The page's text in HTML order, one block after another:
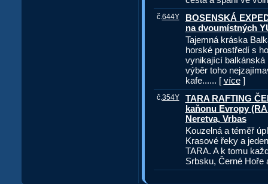
č. 644Y
BOSENSKÁ
na dvoumístných
Tajemná kráska
horské prostředí s
vynikající balkánská
výběr toho
kafe...... [ více]
č. 354Y
TARA RAFTING
kaňonu Evropy
Neretva, Vrbas
Kouzelná a téměř
Krasové řeky a
TARA. A k tomu
Srbsku, Černé Hoře